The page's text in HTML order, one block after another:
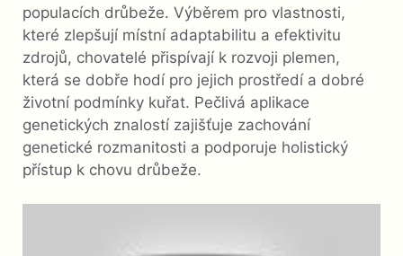
populacích drůbeže. Výběrem pro vlastnosti,
které zlepšují místní adaptabilitu a efektivitu
zdrojů, chovatelé přispívají k rozvoji plemen,
která se dobře hodí pro jejich prostředí a dobré
životní podmínky kuřat. Pečlivá aplikace
genetických znalostí zajišťuje zachování
genetické rozmanitosti a podporuje holistický
přístup k chovu drůbeže.